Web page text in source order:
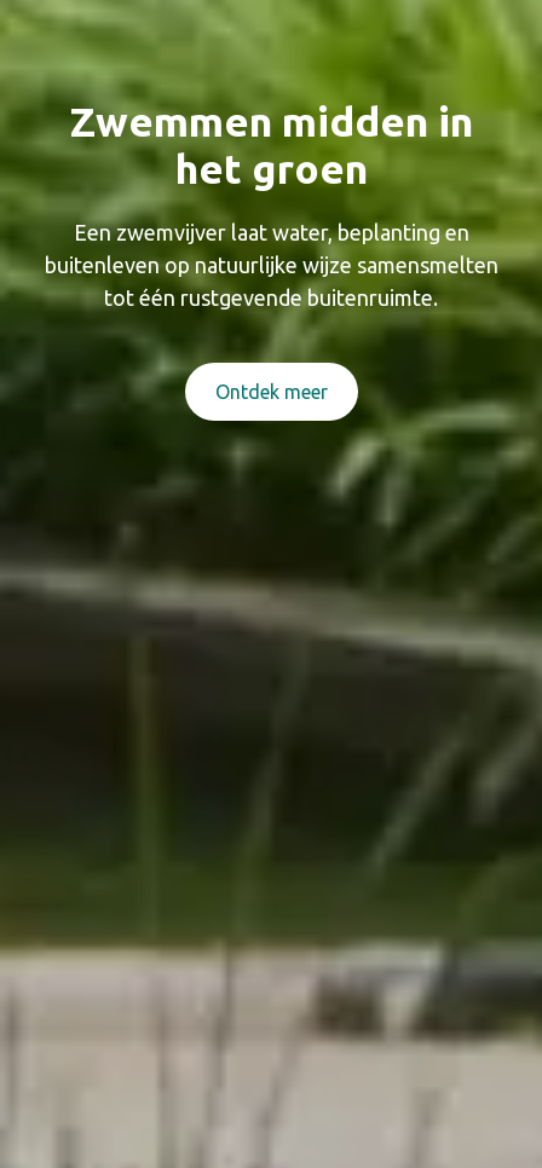
Zwemmen midden in
het groen
Een zwemvijver laat water, beplanting en
buitenleven op natuurlijke wijze samensmelten
tot één rustgevende buitenruimte.
Ontdek meer